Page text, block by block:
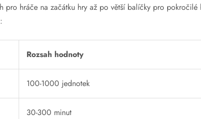
pro hráče na začátku hry až po větší balíčky pro pokročilé
Rozsah hodnoty
100-1000 jednotek
30-300 minut